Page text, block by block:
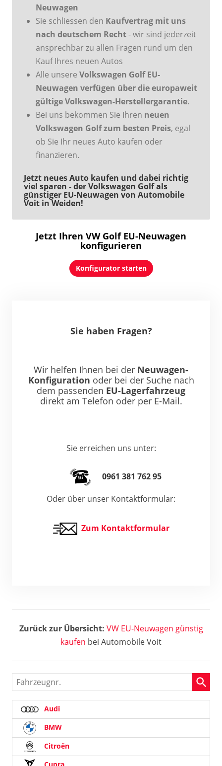
Neuwagen
Sie schliessen den Kaufvertrag mit uns
nach deutschem Recht- wir sind jederzeit
ansprechbar zu allen Fragen rund um den
Kauf Ihres neuen Autos
Alle unsere Volkswagen Golf EU-
Neuwagen verfügen über die europaweit
gültige Volkswagen-Herstellergarantie.
Bei uns bekommen Sie Ihren neuen
Volkswagen Golf zum besten Preis, egal
ob Sie Ihr neues Auto kaufen oder
finanzieren.
Jetzt neues Auto kaufen und dabei richtig
viel sparen - der Volkswagen Golf als
günstiger EU-Neuwagen von Automobile
Voit in Weiden!
Jetzt Ihren VW Golf EU-Neuwagen
konfigurieren
Konfigurator starten
Sie haben Fragen?
Wir helfen Ihnen bei der Neuwagen-
Konfiguration oder bei der Suche nach
dem passenden EU-Lagerfahrzeug
direkt am Telefon oder per E-Mail.
Sie erreichen uns unter:
0961 381 762 95
Oder über unser Kontaktformular:
Zum Kontaktformular
Zurück zur Übersicht: VWEU-Neuwagen günstig
kaufen bei Automobile Voit
Fahrzeugnr.
Audi
BMW
Citroën